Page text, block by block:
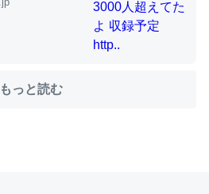
画策中。あと、Googleマップで
もっと読む